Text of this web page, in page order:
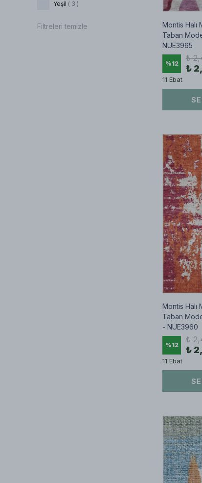
Yeşil ( 3 )
Filtreleri temizle
Montis Halı
Taban
NUE3965
%12
₺
₺
11 Ebat
Montis Halı
Taban
- NUE3960
%12
₺
₺
11 Ebat